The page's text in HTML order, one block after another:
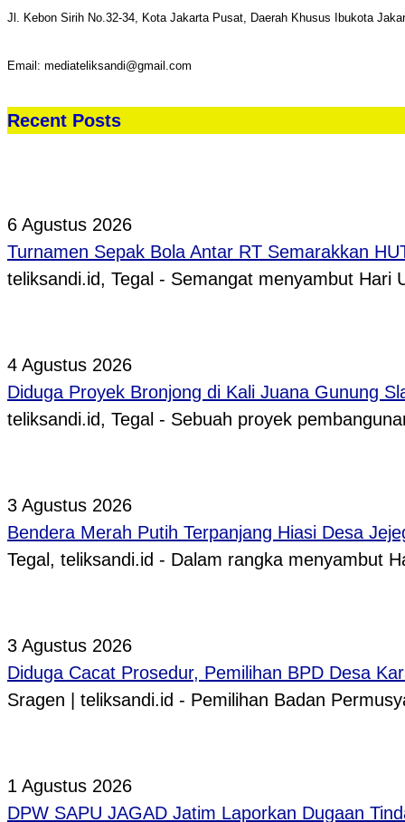
Jl. Kebon Sirih No.32-34, Kota Jakarta Pusat, Daerah Khusus Ibukota
Email: mediateliksandi@gmail.com
Recent Posts
6 Agustus 2026
Turnamen Sepak Bola Antar RT Semarakkan
teliksandi.id, Tegal - Semangat menyambut Hari
4 Agustus 2026
Diduga Proyek Bronjong di Kali Juana Gunung
teliksandi.id, Tegal - Sebuah proyek
3 Agustus 2026
Bendera Merah Putih Terpanjang Hiasi Desa
Tegal, teliksandi.id - Dalam rangka menyambut
3 Agustus 2026
Diduga Cacat Prosedur, Pemilihan BPD Desa
Sragen | teliksandi.id - Pemilihan Badan
1 Agustus 2026
DPW SAPU JAGAD Jatim Laporkan Dugaan